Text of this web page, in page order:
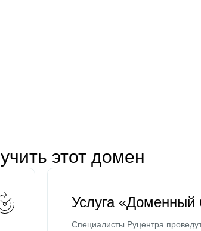
этот домен
Услуга «Доменный
Специалисты Руцентра